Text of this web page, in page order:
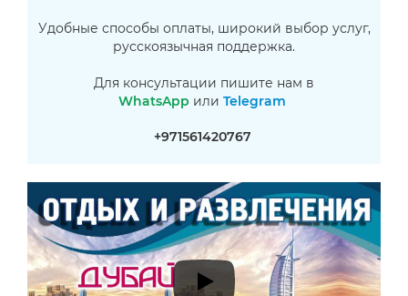
Удобные способы оплаты, широкий выбор услуг,
русскоязычная поддержка.
Для консультации пишите нам в
WhatsApp или Telegram
+971561420767